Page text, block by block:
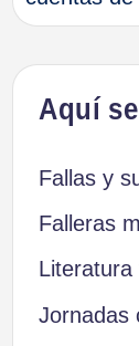
Aquí
Fallas y
Falleras
Literatura
Jornadas